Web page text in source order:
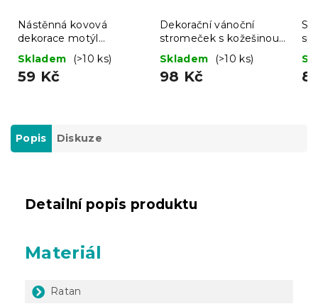
Nástěnná kovová
dekorace motýl
BUTTERFLY 40 cm -
více barev
Skladem (>10 ks)
59 Kč
Dekorační vánoční
stromeček s kožešinou
LUSH 41 cm - různé
barvy
Skladem (>10 ks)
98 Kč
Popis Diskuze
Detailní popis produktu
Materiál
Ratan